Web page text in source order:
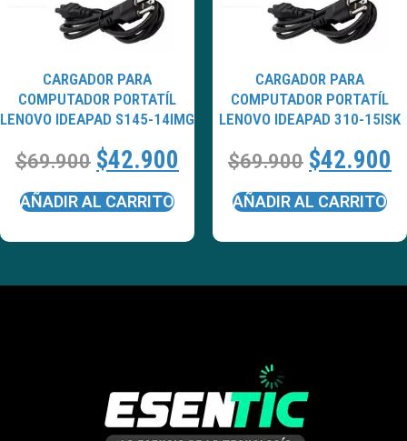
CARGADOR PARA
COMPUTADOR PORTATÍL
LENOVO IDEAPAD S145-14IMG
$69.900 $42.900
AÑADIR AL CARRITO
CARGADOR PARA
COMPUTADOR PORTATÍL
LENOVO IDEAPAD 310-15ISK
$69.900 $42.900
AÑADIR AL CARRITO